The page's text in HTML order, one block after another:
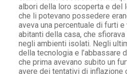
albori della loro scoperta e del
che li potevano possedere
aveva una percentuale di furti
abitanti della casa, che
negli ambienti isolati. Negli
della tecnologia e l’abbassare
che prima avevano subito un
avere dei tentativi di inflazione